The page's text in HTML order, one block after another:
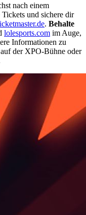
nach einem
und sichere dir
. Behalte
lolesports.com im Auge,
Informationen zu
der XPO-Bühne oder